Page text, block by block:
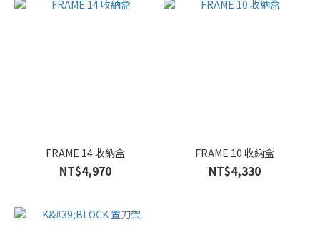
FRAME 14 收納盒
NT$4,970
FRAME 10 收納盒
NT$4,330